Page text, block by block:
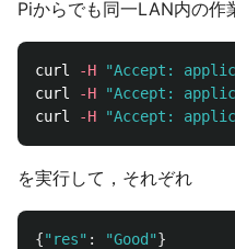
Piからでも同一LAN内の作
curl -H "Accept:
curl
-H "Accept:
curl
-H "Accept:
を実行して，それぞれ
{" res" : "Good"}